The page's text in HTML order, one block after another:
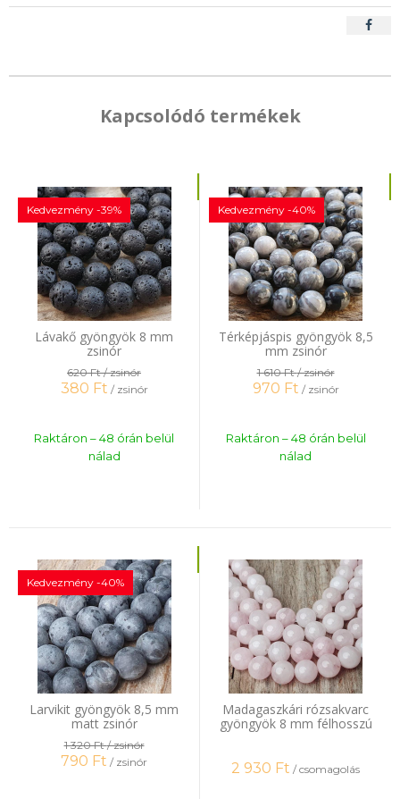
Kapcsolódó termékek
Lávakő gyöngyök 8 mm
zsinór
Kedvezmény -39%
620 Ft/ zsinór
380 Ft / zsinór
Raktáron – 48 órán belül
nálad
Térképjáspis gyöngyök 8,5
mm zsinór
Kedvezmény -40%
1 610 Ft/ zsinór
970 Ft / zsinór
Raktáron – 48 órán belül
nálad
Larvikit gyöngyök 8,5 mm
matt zsinór
Kedvezmény -40%
1 320 Ft/ zsinór
790 Ft / zsinór
Madagaszkári rózsakvarc
gyöngyök 8 mm félhosszú
2 930 Ft / csomagolás